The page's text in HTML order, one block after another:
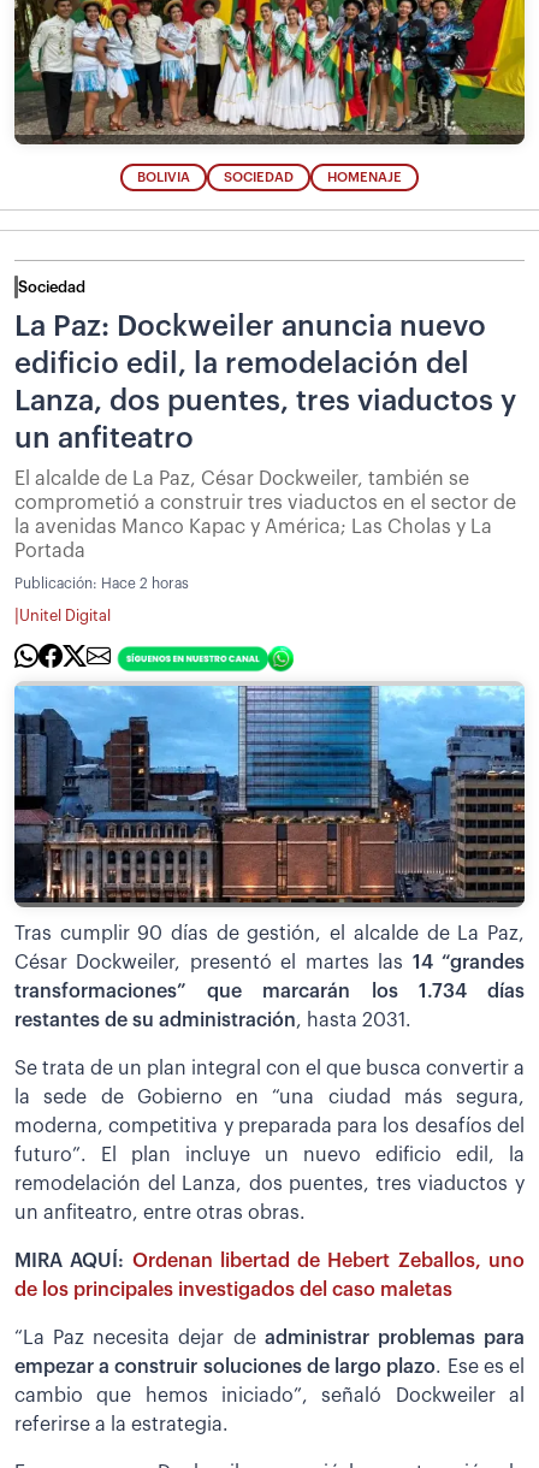
BOLIVIA SOCIEDAD HOMENAJE
Sociedad
La Paz: Dockweiler anuncia nuevo
edificio edil, la remodelación del
Lanza, dos puentes, tres viaductos y
un anfiteatro
El alcalde de La Paz, César Dockweiler, también se
comprometió a construir tres viaductos en el sector de
la avenidas Manco Kapac y América; Las Cholas y La
Portada
Publicación: Hace 2 horas
Unitel Digital
Tras cumplir 90 días de gestión, el alcalde de La Paz,
César Dockweiler, presentó el martes las 14 “grandes
transformaciones” que marcarán los 1.734 días
restantes de su administración, hasta 2031.
Se trata de un plan integral con el que busca convertir a
la sede de Gobierno en “una ciudad más segura,
moderna, competitiva y preparada para los desafíos del
futuro”. El plan incluye un nuevo edificio edil, la
remodelación del Lanza, dos puentes, tres viaductos y
un anfiteatro, entre otras obras.
MIRA AQUÍ: Ordenan libertad de Hebert Zeballos, uno
de los principales investigados del caso maletas
“La Paz necesita dejar deadministrar problemas para
empezar a construir soluciones de largo plazo. Ese es el
cambio que hemos iniciado”, señaló Dockweiler al
referirse a la estrategia.